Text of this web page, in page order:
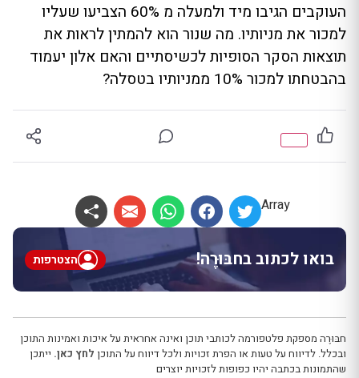
העוקבים הגיבו מיד ולמעלה מ 60% הצביעו שעליו
למכור את מניותיו. מה שנור הוא להמתין לראות את
תוצאות הסקר הסופיות לכשיסתיים והאם אלון יעמוד
בהבטחתו למכור 10% ממניותיו בטסלה?
Array
בואו לכתוב בחבּוּרֶה! הצטרפות
חבּוּרֶה מספקת פלטפורמה לכותבי תוכן ואינה אחראית על איכות ואמינות התוכן
ובכלל. לדיווח על טעות או הפרת זכויות ולכל דיווח על התוכן לחץ כאן. ייתכן
שהתמונות בכתבה יהיו כפופות לזכויות יוצרים